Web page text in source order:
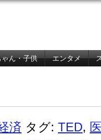
ゃん・子供 エンタメ
済 タグ: TED,